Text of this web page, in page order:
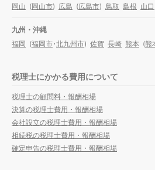
岡山 (岡山市) 広島 (広島市) 鳥取 島根 山口
九州・沖縄
福岡 (福岡市・北九州市) 佐賀 長崎 熊本 (熊
税理士にかかる費用について
税理士の顧問料・報酬相場
決算の税理士費用・報酬相場
会社設立の税理士費用・報酬相場
相続税の税理士費用・報酬相場
確定申告の税理士費用・報酬相場